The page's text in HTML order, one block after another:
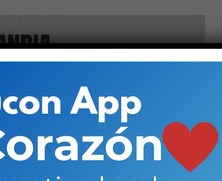
Castro, son tres los puntos de